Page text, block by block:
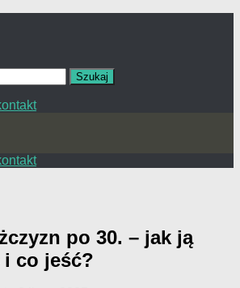
po 30. – jak ją
co jeść?